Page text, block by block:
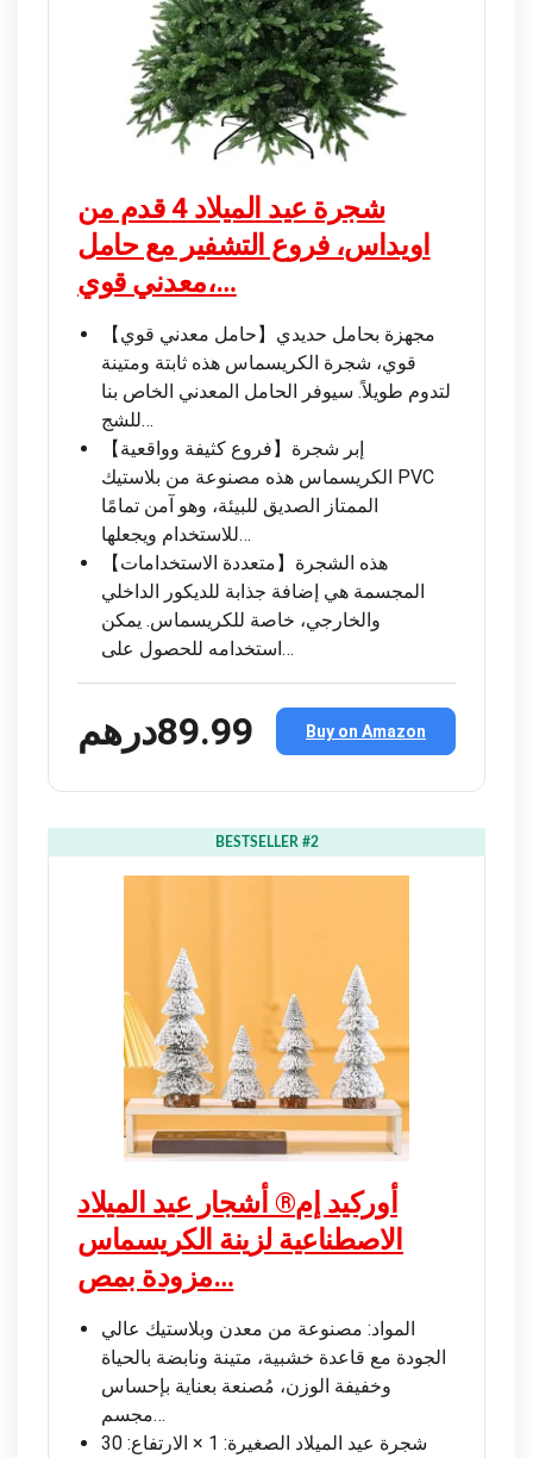
شجرة عيد الميلاد 4 قدم من
اويداس، فروع التشفير مع حامل
معدني قوي،…
【حامل معدني قوي】مجهزة بحامل حديدي
قوي، شجرة الكريسماس هذه ثابتة ومتينة
لتدوم طويلاً. سيوفر الحامل المعدني الخاص بنا
للشج…
【فروع كثيفة وواقعية】إبر شجرة
الكريسماس هذه مصنوعة من بلاستيك PVC
الممتاز الصديق للبيئة، وهو آمن تمامًا
للاستخدام ويجعلها…
【متعددة الاستخدامات】هذه الشجرة
المجسمة هي إضافة جذابة للديكور الداخلي
والخارجي، خاصة للكريسماس. يمكن
استخدامه للحصول على…
درهم‎89.‎99 Buy on Amazon
BESTSELLER #2
أوركيد إم® أشجار عيد الميلاد
الاصطناعية لزينة الكريسماس
مزودة بمص…
المواد: مصنوعة من معدن وبلاستيك عالي
الجودة مع قاعدة خشبية، متينة ونابضة بالحياة
وخفيفة الوزن، مُصنعة بعناية بإحساس
مجسم…
شجرة عيد الميلاد الصغيرة: 1 × الارتفاع: 30